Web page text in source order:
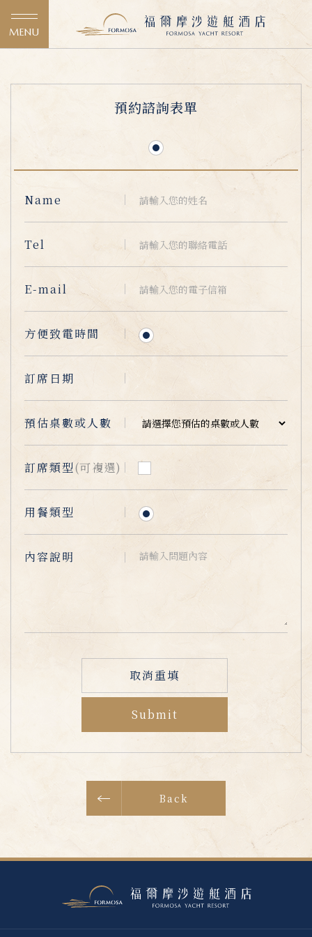
MENU
預約諮詢表單
Name
Tel
E-mail
方便致電時間
訂席日期
預估桌數或人數
訂席類型(可複選)
用餐類型
內容說明
取消重填
Submit
Back